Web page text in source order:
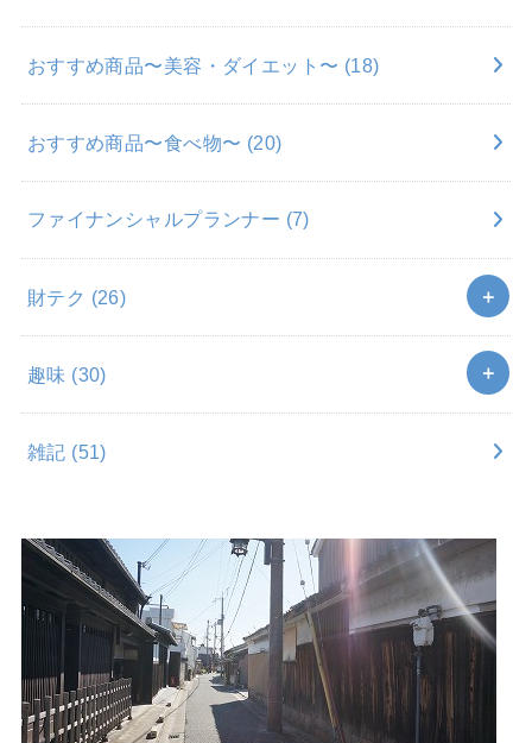
おすすめ商品〜美容・ダイエット〜 (18)
おすすめ商品〜食べ物〜 (20)
ファイナンシャルプランナー (7)
財テク (26)
趣味 (30)
雑記 (51)